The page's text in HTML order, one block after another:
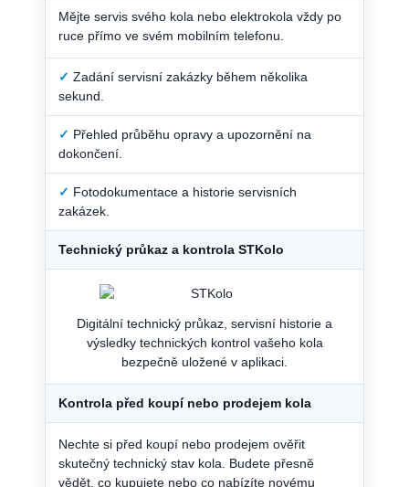
Mějte servis svého kola nebo elektrokola vždy po
ruce přímo ve svém mobilním telefonu.
✓ Zadání servisní zakázky během několika
sekund.
✓ Přehled průběhu opravy a upozornění na
dokončení.
✓ Fotodokumentace a historie servisních
zakázek.
Technický průkaz a kontrola STKolo
Digitální technický průkaz, servisní historie a
výsledky technických kontrol vašeho kola
bezpečně uložené v aplikaci.
Kontrola před koupí nebo prodejem kola
Nechte si před koupí nebo prodejem ověřit
skutečný technický stav kola. Budete přesně
vědět, co kupujete nebo co nabízíte novému